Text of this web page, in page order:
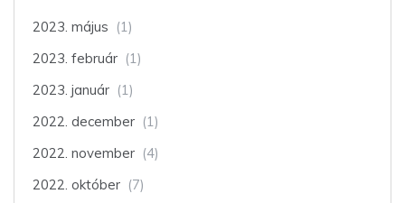
2023. május (1)
2023. február (1)
2023. január (1)
2022. december (1)
2022. november (4)
2022. október (7)